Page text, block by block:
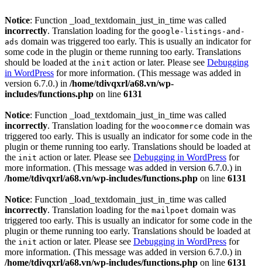
Notice: Function _load_textdomain_just_in_time was called
incorrectly. Translation loading for the google-listings-and-
ads domain was triggered too early. This is usually an indicator for
some code in the plugin or theme running too early. Translations
should be loaded at the init action or later. Please see Debugging
in WordPress for more information. (This message was added in
version 6.7.0.) in /home/tdivqxrl/a68.vn/wp-
includes/functions.php on line 6131
Notice: Function _load_textdomain_just_in_time was called
incorrectly. Translation loading for the woocommerce domain was
triggered too early. This is usually an indicator for some code in the
plugin or theme running too early. Translations should be loaded at
the init action or later. Please see Debugging in WordPress for
more information. (This message was added in version 6.7.0.) in
/home/tdivqxrl/a68.vn/wp-includes/functions.php on line 6131
Notice: Function _load_textdomain_just_in_time was called
incorrectly. Translation loading for the mailpoet domain was
triggered too early. This is usually an indicator for some code in the
plugin or theme running too early. Translations should be loaded at
the init action or later. Please see Debugging in WordPress for
more information. (This message was added in version 6.7.0.) in
/home/tdivqxrl/a68.vn/wp-includes/functions.php on line 6131